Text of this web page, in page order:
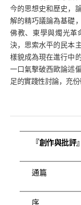
今的思想史和歷史，
解的精巧議論為基礎
佛教、東學與燭光革
決，思索水平的民本
樣貌成為現在進行中
一口氣擊破西歐論述
足的實踐性討論，充
『創作與批評
通篇
序